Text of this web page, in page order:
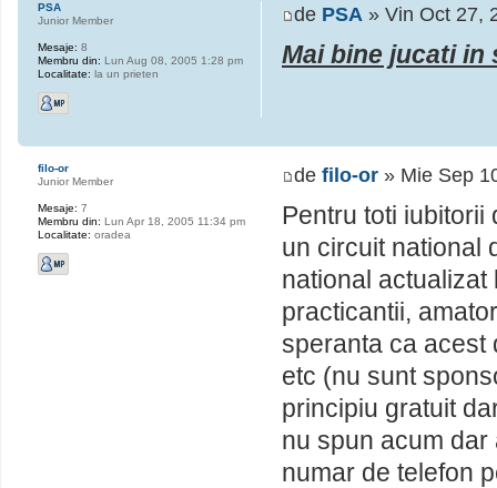
de PSA » Vin Oct 27,
Mai bine jucati in
PSA
Junior Member
Mesaje: 8
Membru din: Lun Aug 08, 2005 1:28 pm
Localitate: la un prieten
de filo-or » Mie Sep
Pentru toti
un circuit national
national actualizat
practicantii,
speranta ca acest
etc (nu sunt
principiu gratuit
nu spun acum
numar de telefon
filo-or
Junior Member
Mesaje: 7
Membru din: Lun Apr 18, 2005 11:34 pm
Localitate: oradea